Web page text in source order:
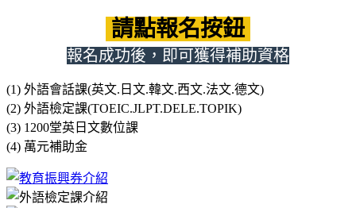
請點報名按鈕
報名成功後，即可獲得補助資格
(1) 外語會話課(英文.日文.韓文.西文.法文.德文)
(2) 外語檢定課(TOEIC.JLPT.DELE.TOPIK)
(3) 1200堂英日文數位課
(4) 萬元補助金